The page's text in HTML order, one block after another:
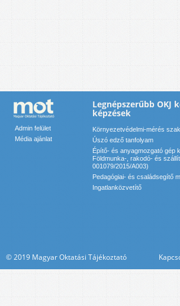
Admin felület
Média ajánlat
Legnépszerűbb OKJ
képzések
Környezetvédelmi-mérés
Úszó edző tanfolyam
Építő- és anyagmozgató gép
Földmunka-, rakodó- és
001079/2015/A003)
Pedagógiai- és családsegítő
Ingatlanközvetítő
© 2019 Magyar Oktatási Tájékoztató